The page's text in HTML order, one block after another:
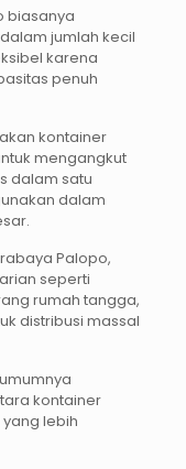
biasanya
jumlah kecil
karena
penuh
kontainer
mengangkut
dalam satu
dalam
Palopo,
seperti
rumah tangga,
distribusi massal
kontainer
lebih